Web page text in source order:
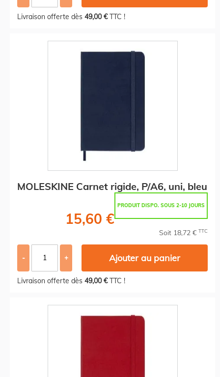
Livraison offerte dès 49,00 €TTC !
MOLESKINE Carnet rigide, P/A6, uni, bleu
PRODUIT DISPO. SOUS 2-10 JOURS
15,60 €
Soit 18,72 € TTC
- + Ajouter au panier
Livraison offerte dès 49,00 €TTC !